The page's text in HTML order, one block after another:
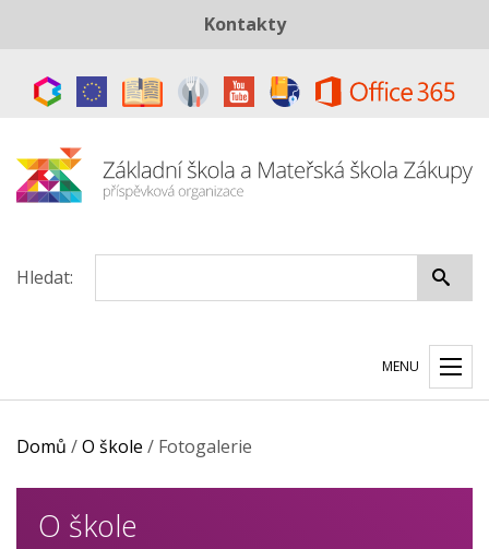
Kontakty
Datová schránka:ye8cp64
Hledat:
MENU
Domů /O škole / Fotogalerie
O škole